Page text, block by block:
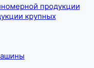
продукции
крупных